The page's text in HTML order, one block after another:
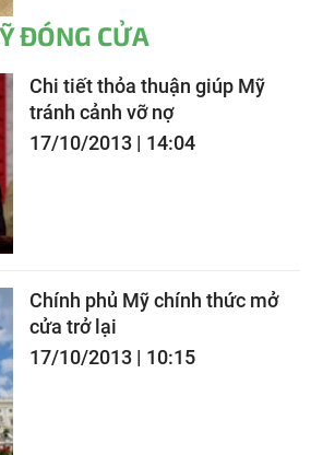
ĐÓNG CỬA
Chi tiết thỏa thuận giúp Mỹ
tránh cảnh vỡ nợ
17/10/2013 | 14:04
Chính phủ Mỹ chính thức mở
cửa trở lại
17/10/2013 | 10:15